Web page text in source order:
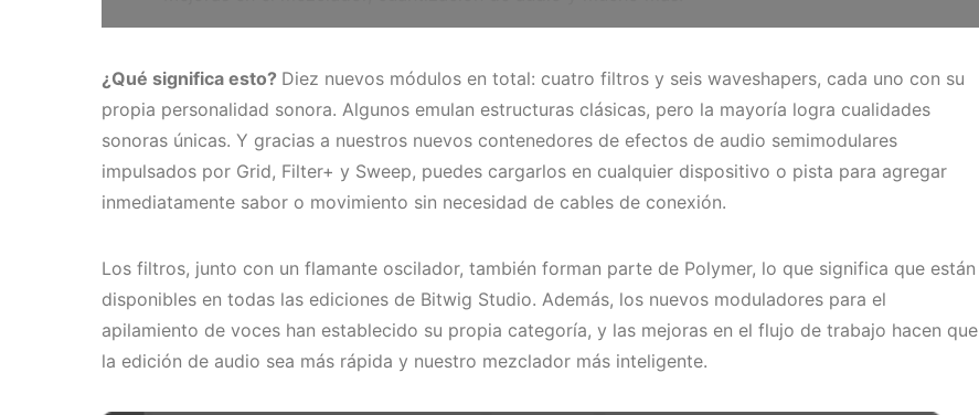
¿Qué significa esto? Diez nuevos módulos en total: cuatro filtros y seis waveshapers, cada uno con su
propia personalidad sonora. Algunos emulan estructuras clásicas, pero la mayoría logra cualidades
sonoras únicas. Y gracias a nuestros nuevos contenedores de efectos de audio semimodulares
impulsados por Grid, Filter+ y Sweep, puedes cargarlos en cualquier dispositivo o pista para agregar
inmediatamente sabor o movimiento sin necesidad de cables de conexión.
Los filtros, junto con un flamante oscilador, también forman parte de Polymer, lo que significa que están
disponibles en todas las ediciones de Bitwig Studio. Además, los nuevos moduladores para el
apilamiento de voces han establecido su propia categoría, y las mejoras en el flujo de trabajo hacen que
la edición de audio sea más rápida y nuestro mezclador más inteligente.